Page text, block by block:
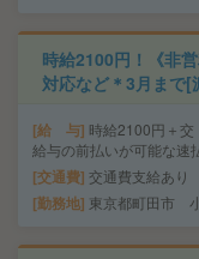
時給2100円！《非
対応など＊3月まで[
給 与 時給2100円＋
給与の前払いが可能な速
交通費 交通費支給あり
勤務地 東京都町田市